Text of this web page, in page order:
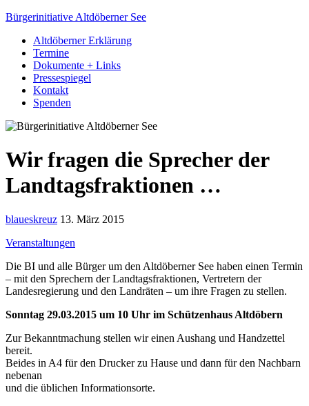
Bürgerinitiative Altdöberner See
Altdöberner Erklärung
Termine
Dokumente + Links
Pressespiegel
Kontakt
Spenden
Wir fragen die Sprecher der
Landtagsfraktionen …
blaueskreuz 13. März 2015
Veranstaltungen
Die BI und alle Bürger um den Altdöberner See haben einen Termin
– mit den Sprechern der Landtagsfraktionen, Vertretern der
Landesregierung und den Landräten – um ihre Fragen zu stellen.
Sonntag 29.03.2015 um 10 Uhr im Schützenhaus Altdöbern
Zur Bekanntmachung stellen wir einen Aushang und Handzettel
bereit.
Beides in A4 für den Drucker zu Hause und dann für den Nachbarn
nebenan
und die üblichen Informationsorte.